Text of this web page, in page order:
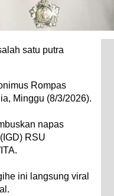
satu putra
Rompas
Minggu (8/3/2026).
napas
RSU
ini langsung viral